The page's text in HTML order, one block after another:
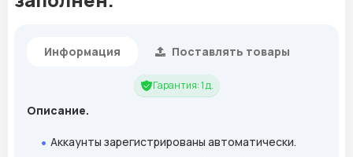
Информация Поставлять товары
Гарантия: 1 д.
Описание.
Аккаунты зарегистрированы автоматически.